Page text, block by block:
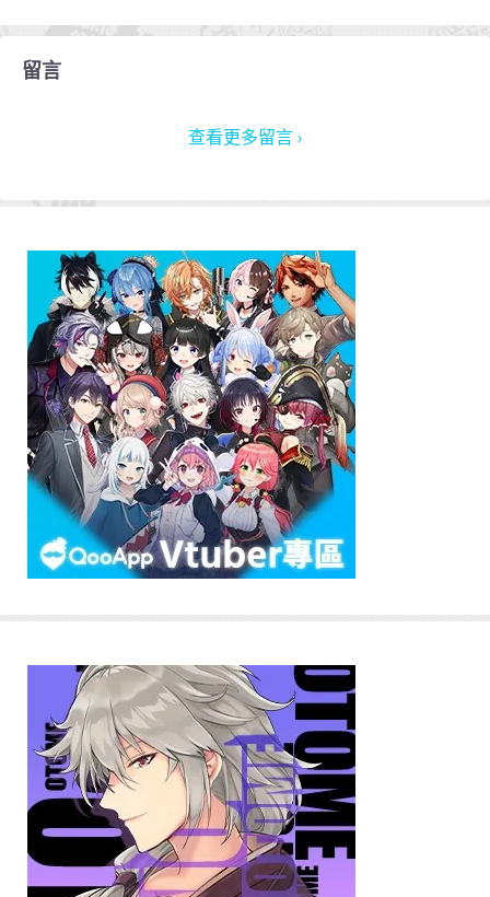
留言
查看更多留言 ›